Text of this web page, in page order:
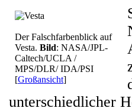
Der Falschfarbenblick auf
Vesta. Bild: NASA/JPL-
Caltech/UCLA /
MPS/DLR/ IDA/PSI
[Großansicht]
unterschiedlicher